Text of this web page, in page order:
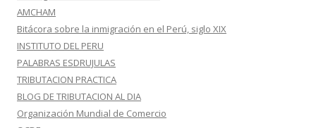
AMCHAM
Bitácora sobre la inmigración en el Perú, siglo XIX
INSTITUTO DEL PERU
PALABRAS ESDRUJULAS
TRIBUTACION PRACTICA
BLOG DE TRIBUTACION AL DIA
Organización Mundial de Comercio